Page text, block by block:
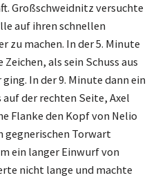
Großschweidnitz versuchte
auf ihren schnellen
zu machen. In der 5. Minute
als sein Schuss aus
In der 9. Minute dann ein
der rechten Seite, Axel
Flanke den Kopf von Nelio
gegnerischen Torwart
ein langer Einwurf von
nicht lange und machte